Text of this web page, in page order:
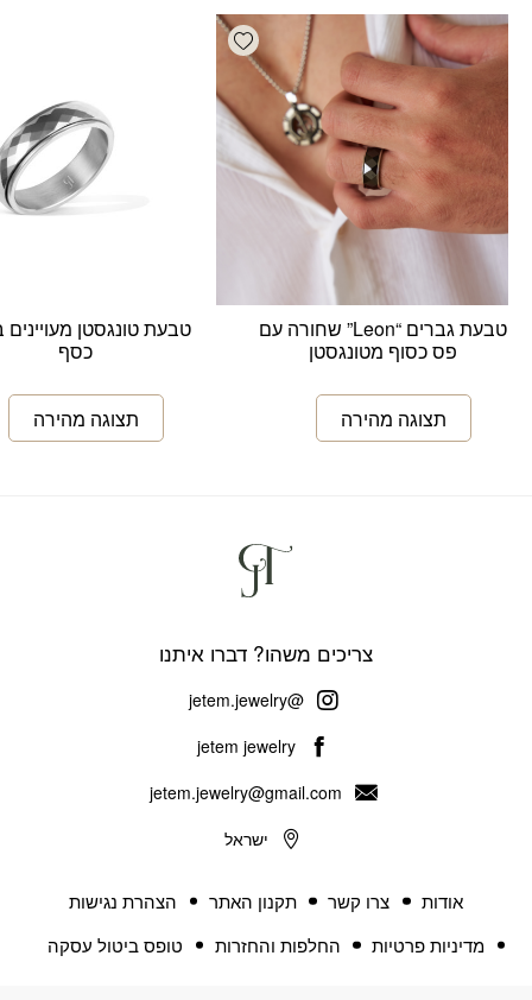
Add wishlist
טבעת גברים “Leon” שחורה עם
פס כסוף מטונגסטן
טבעת טונגסטן
כסף
אודות צרו קשר תקנון האתר
הצהרת נגישות
מדיניות פרטיות
החלפות והחזרות טופס ביטול עסקה
צריכים משהו? דברו איתנו
@jetem.jewelry
jetem jewelry
jetem.jewelry@gmail.com
ישראל